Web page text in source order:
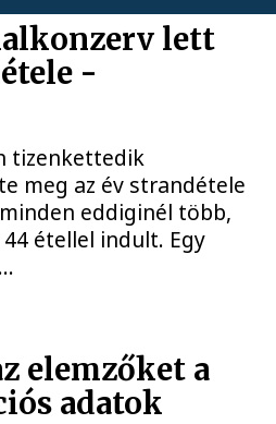
lett
-
tizenkettedik
meg az év strandétele
eddiginél több,
étellel indult. Egy
elemzőket a
adatok